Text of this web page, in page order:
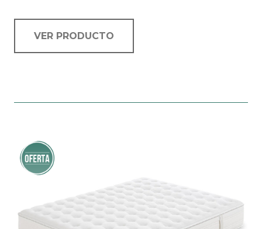
VER PRODUCTO
variantes.
Las
pueden
¡Oferta!